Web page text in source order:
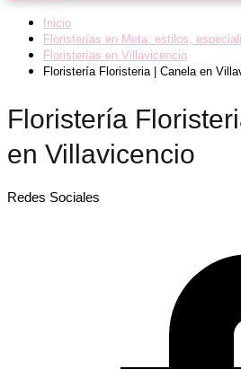
Inicio
Floristerías en Meta: estilos,
Floristerías en Villavicencio
Floristería Floristeria | Canela en
Floristería
en Villavicencio
Redes Sociales